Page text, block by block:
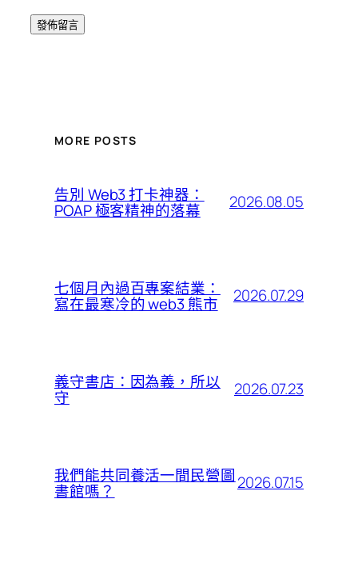
MORE POSTS
告別 Web3 打卡神器：
POAP 極客精神的落幕 2026.08.05
七個月內過百專案結業：
寫在最寒冷的 web3 熊市 2026.07.29
義守書店：因為義，所以
守 2026.07.23
我們能共同養活一間民營圖
書館嗎？ 2026.07.15